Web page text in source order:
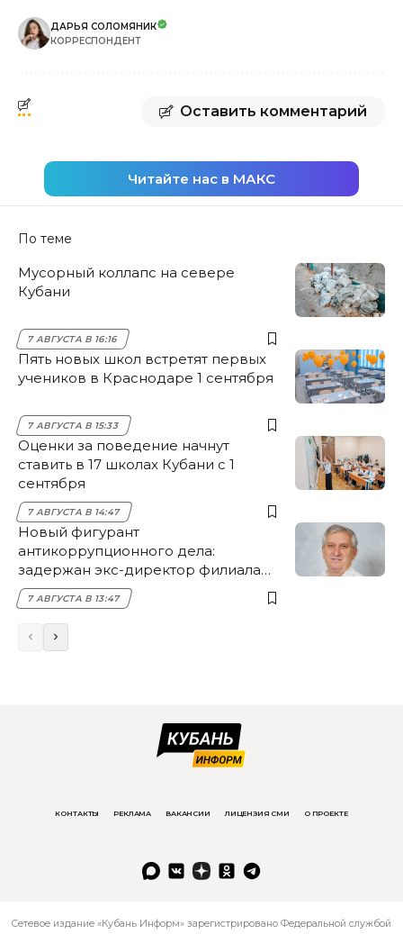
ДАРЬЯ СОЛОМЯНИК
КОРРЕСПОНДЕНТ
Оставить комментарий
Читайте нас в МАКС
По теме
Мусорный коллапс на севере
Кубани
7 АВГУСТА В 16:16
Пять новых школ встретят первых
учеников в Краснодаре 1 сентября
7 АВГУСТА В 15:33
Оценки за поведение начнут
ставить в 17 школах Кубани с 1
сентября
7 АВГУСТА В 14:47
Новый фигурант
антикоррупционного дела:
задержан экс-директор филиала
НЭСК Крымска
7 АВГУСТА В 13:47
КОНТАКТЫ РЕКЛАМА ВАКАНСИИ ЛИЦЕНЗИЯ СМИ О ПРОЕКТЕ
Сетевое издание «Кубань Информ» зарегистрировано Федеральной службой